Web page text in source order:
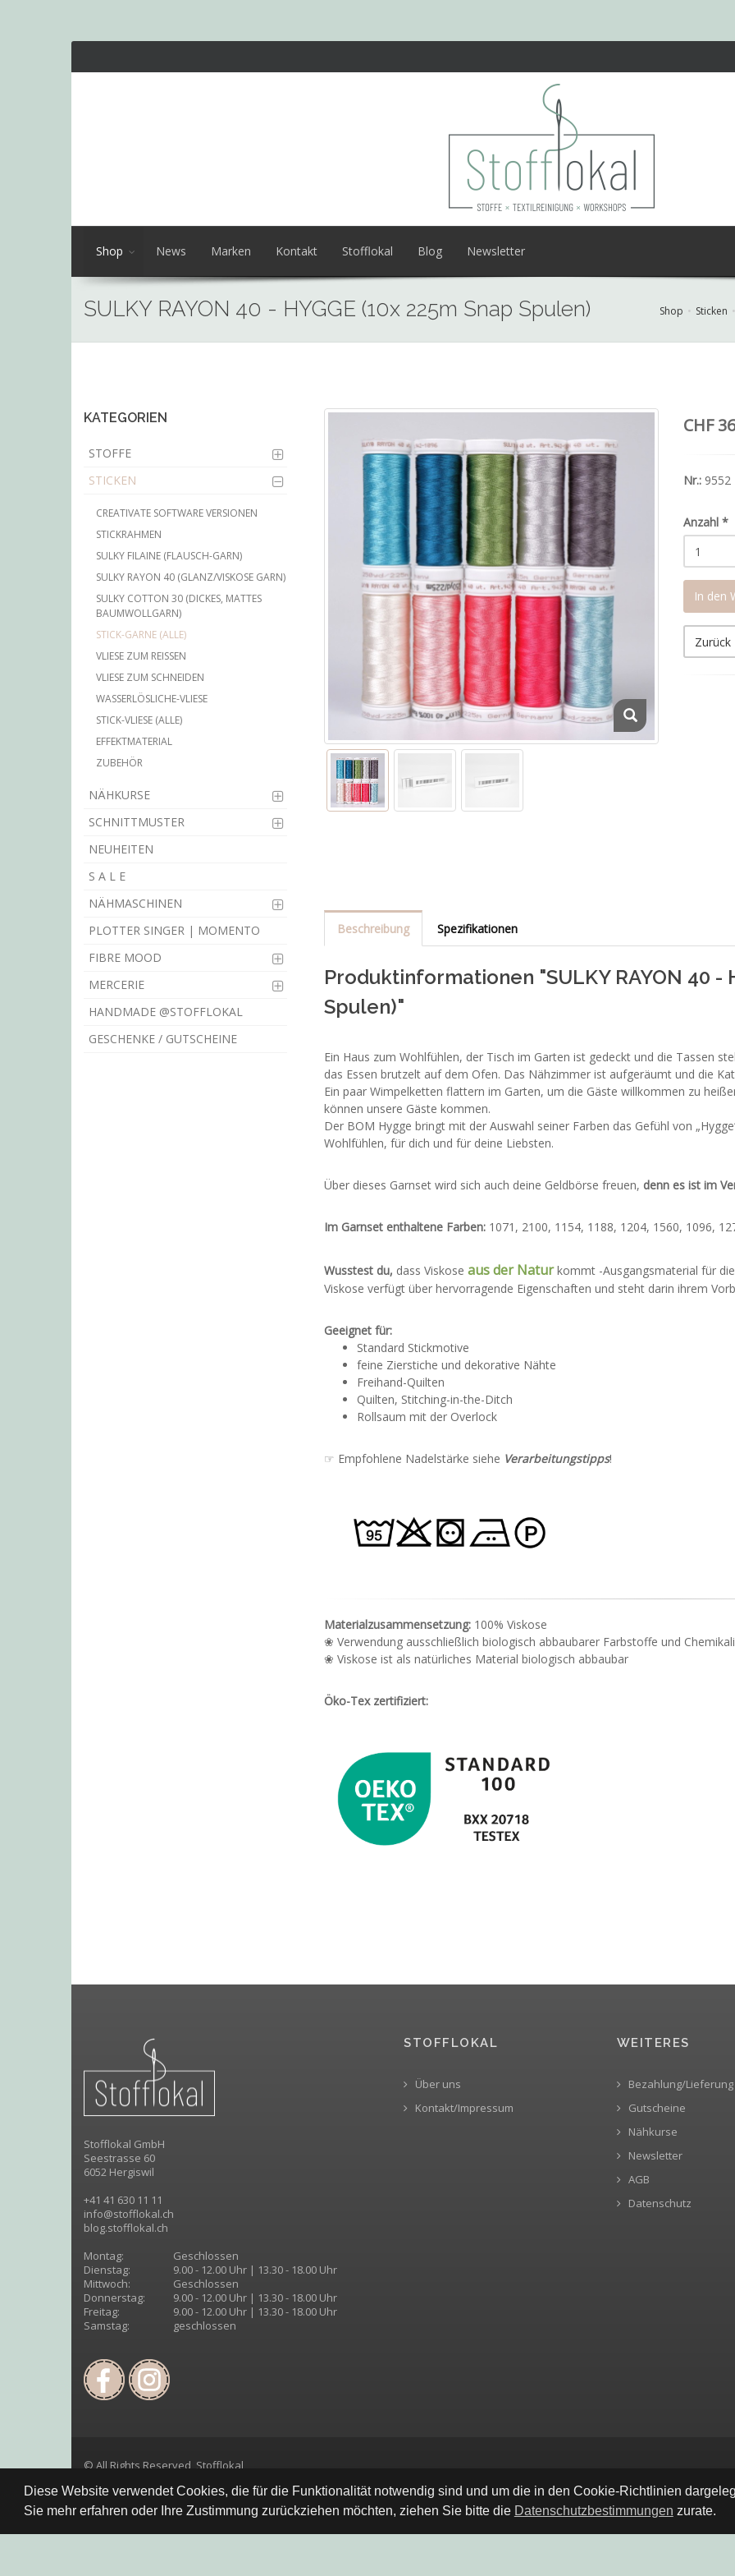
Diese Website verwendet Cookies, die für die Funktionalität notwendig sind und um die in den Cookie-Richtlinien
Sie mehr erfahren oder Ihre Zustimmung zurückziehen möchten, ziehen Sie bitte die Datenschutzbestimmungen zurate.
Shop News Marken Kontakt Stofflokal Blog Newsletter
SULKY RAYON 40 - HYGGE (10x 225m Snap Spulen) Shop Sticken
KATEGORIEN
STOFFE
STICKEN
CREATIVATE SOFTWARE VERSIONEN
STICKRAHMEN
SULKY FILAINE (FLAUSCH-GARN)
SULKY RAYON 40 (GLANZ/VISKOSE GARN)
SULKY COTTON 30 (DICKES, MATTES
BAUMWOLLGARN)
STICK-GARNE (ALLE)
VLIESE ZUM REISSEN
VLIESE ZUM SCHNEIDEN
WASSERLÖSLICHE-VLIESE
STICK-VLIESE (ALLE)
EFFEKTMATERIAL
ZUBEHÖR
NÄHKURSE
SCHNITTMUSTER
NEUHEITEN
S A L E
NÄHMASCHINEN
PLOTTER SINGER | MOMENTO
FIBRE MOOD
MERCERIE
HANDMADE @STOFFLOKAL
GESCHENKE / GUTSCHEINE
CHF
Nr.: 9552
Anzahl *
In den
Zurück
Beschreibung Spezifikationen
Produktinformationen "SULKY RAYON 40 -
Spulen)"
Ein Haus zum Wohlfühlen, der Tisch im Garten ist gedeckt und die Tassen
das Essen brutzelt auf dem Ofen. Das Nähzimmer ist aufgeräumt und die
Ein paar Wimpelketten flattern im Garten, um die Gäste willkommen zu
können unsere Gäste kommen.
Der BOM Hygge bringt mit der Auswahl seiner Farben das Gefühl von
Wohlfühlen, für dich und für deine Liebsten.
Über dieses Garnset wird sich auch deine Geldbörse freuen, denn es ist im
Im Garnset enthaltene Farben:1071, 2100, 1154, 1188, 1204, 1560, 1096,
Wusstest du, dass Viskose aus der Naturkommt -Ausgangsmaterial für
Viskose verfügt über hervorragende Eigenschaften und steht darin ihrem
Geeignet für:
Standard Stickmotive
feine Zierstiche und dekorative Nähte
Freihand-Quilten
Quilten, Stitching-in-the-Ditch
Rollsaum mit der Overlock
☞ Empfohlene Nadelstärke siehe Verarbeitungstipps!
Materialzusammensetzung: 100% Viskose
❀ Verwendung ausschließlich biologisch abbaubarer Farbstoffe und
❀ Viskose ist als natürliches Material biologisch abbaubar
Öko-Tex zertifiziert:
Stofflokal GmbH
Seestrasse 60
6052 Hergiswil
+41 41 630 11 11
info@stofflokal.ch
blog.stofflokal.ch
Montag:
Geschlossen
Dienstag:
9.00 - 12.00 Uhr | 13.30 - 18.00 Uhr
Mittwoch:
Geschlossen
Donnerstag:
9.00 - 12.00 Uhr | 13.30 - 18.00 Uhr
Freitag:
9.00 - 12.00 Uhr | 13.30 - 18.00 Uhr
Samstag:
geschlossen
STOFFLOKAL
Über uns
Kontakt/Impressum
WEITERES
Bezahlung/Lieferung
Gutscheine
Nähkurse
Newsletter
AGB
Datenschutz
© All Rights Reserved, Stofflokal